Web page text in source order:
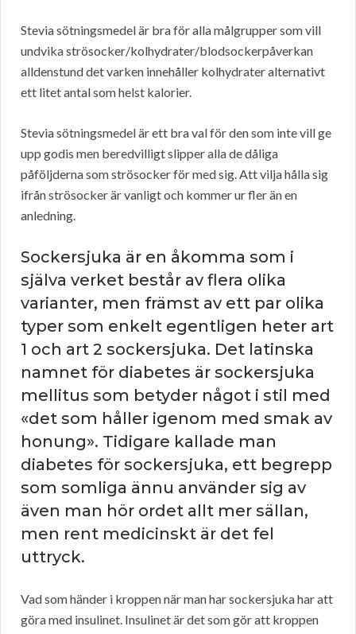
Stevia sötningsmedel är bra för alla målgrupper som vill
undvika strösocker/kolhydrater/blodsockerpåverkan
alldenstund det varken innehåller kolhydrater alternativt
ett litet antal som helst kalorier.
Stevia sötningsmedel är ett bra val för den som inte vill ge
upp godis men beredvilligt slipper alla de dåliga
påföljderna som strösocker för med sig. Att vilja hålla sig
ifrån strösocker är vanligt och kommer ur fler än en
anledning.
Sockersjuka är en åkomma som i
själva verket består av flera olika
varianter, men främst av ett par olika
typer som enkelt egentligen heter art
1 och art 2 sockersjuka. Det latinska
namnet för diabetes är sockersjuka
mellitus som betyder något i stil med
«det som håller igenom med smak av
honung». Tidigare kallade man
diabetes för sockersjuka, ett begrepp
som somliga ännu använder sig av
även man hör ordet allt mer sällan,
men rent medicinskt är det fel
uttryck.
Vad som händer i kroppen när man har sockersjuka har att
göra med insulinet. Insulinet är det som gör att kroppen